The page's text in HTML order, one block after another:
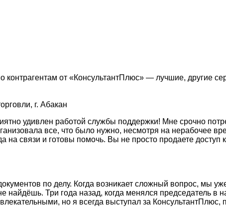
от «КонсультантПлюс» — лучшие, другие
г. Абакан
удивлен работой службы поддержки! Мне срочно
все, что было нужно, несмотря на нерабочее
связи и готовы помочь. Вы не просто продаете доступ
по делу. Когда возникает сложный вопрос, мы
найдёшь. Три года назад, когда менялся председатель в
но я всегда выступал за КонсультантПлюс,